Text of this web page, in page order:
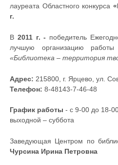
лауреата Областного конкурса
г.
В 2011 г. - победитель
лучшую организацию
«Библиотека – территория
Адрес: 215800, г. Ярцево, ул.
Телефон: 8-48143-7-46-48
График работы - с 9-00 до 18-
выходной – суббота
Заведующая Центром по
Чурсина Ирина Петровна